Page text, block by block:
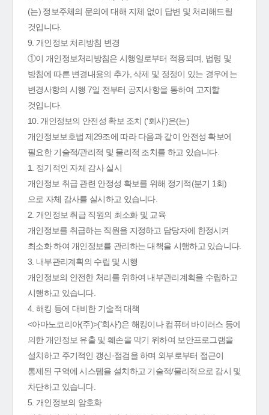
(는) 정보주체의 문의에 대해 지체 없이 답변 및 처리해드릴
것입니다.
9. 개인정보 처리방침 변경
①이 개인정보처리방침은 시행일로부터 적용되며, 법령 및
방침에 따른 변경내용의 추가, 삭제 및 정정이 있는 경우에는
변경사항의 시행 7일 전부터 공지사항을 통하여 고지할
것입니다.
10. 개인정보의 안전성 확보 조치 ('회사')은(는)
개인정보보호법 제29조에 따라 다음과 같이 안전성 확보에
필요한 기술적/관리적 및 물리적 조치를 하고 있습니다.
1. 정기적인 자체 감사 실시
개인정보 취급 관련 안정성 확보를 위해 정기적(분기 1회)
으로 자체 감사를 실시하고 있습니다.
2. 개인정보 취급 직원의 최소화 및 교육
개인정보를 취급하는 직원을 지정하고 담당자에 한정시켜
최소화 하여 개인정보를 관리하는 대책을 시행하고 있습니다.
3. 내부관리계획의 수립 및 시행
개인정보의 안전한 처리를 위하여 내부관리계획을 수립하고
시행하고 있습니다.
4. 해킹 등에 대비한 기술적 대책
<아마노코리아(주)>('회사')은 해킹이나 컴퓨터 바이러스 등에
의한 개인정보 유출 및 훼손을 막기 위하여 보안프로그램을
설치하고 주기적인 갱신·점검을 하며 외부로부터 접근이
통제된 구역에 시스템을 설치하고 기술적/물리적으로 감시 및
차단하고 있습니다.
5. 개인정보의 암호화